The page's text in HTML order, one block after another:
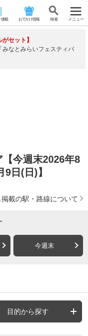
連載 おでかけ情報 検 索 メニュー
セット】
なとみらいフェスティバ
今週末2026年8
日(日)】
載の駅・路線について
今週末
目的から探す